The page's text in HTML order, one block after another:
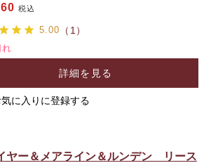
税込
5.00 （1）
詳細を見る
気に入りに登録する
ヤー＆メアライン＆ルンデン リース